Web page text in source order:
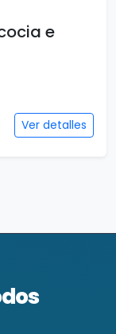
e
Ver detalles